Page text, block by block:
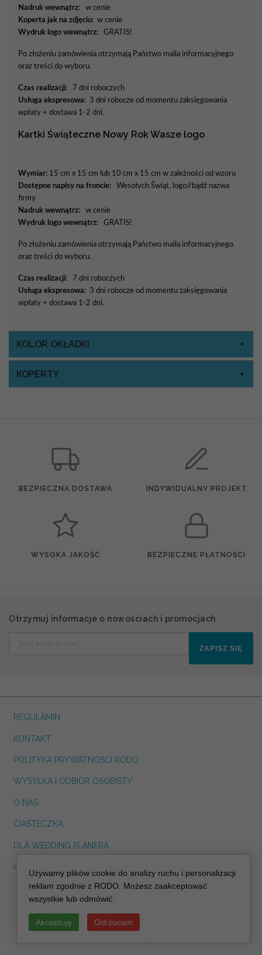
Nadruk wewnątrz: w cenie
Koperta jak na zdjęciu: w cenie
Wydruk logo wewnątrz: GRATIS!
Po złożeniu zamówienia otrzymają Państwo maila informacyjnego
oraz treści do wyboru.
Czas realizacji: 7 dni roboczych
Usługa ekspresowa: 3 dni robocze od momentu zaksięgowania
wpłaty + dostawa 1-2 dni.
Kartki Świąteczne Nowy Rok Wasze logo
Wymiar: 15 cm x 15 cm lub 10 cm x 15 cm w zależności od wzoru
Dostępne napisy na froncie: Wesołych Świąt, logo//bądź nazwa
firmy
Nadruk wewnątrz: w cenie
Wydruk logo wewnątrz: GRATIS!
Po złożeniu zamówienia otrzymają Państwo maila informacyjnego
oraz treści do wyboru.
Czas realizacji: 7 dni roboczych
Usługa ekspresowa: 3 dni robocze od momentu zaksięgowania
wpłaty + dostawa 1-2 dni.
KOLOR OKŁADKI
KOPERTY
BEZPIECZNA DOSTAWA INDYWIDUALNY PROJEKT
WYSOKA JAKOŚĆ BEZPIECZNE PŁATNOŚCI
Otrzymuj informacje o nowościach i promocjach
ZAPISZ SIĘ
REGULAMIN
KONTAKT
POLITYKA PRYWATNOSCI RODO
WYSYŁKA I ODBIÓR OSOBISTY
O NAS
CIASTECZKA
DLA WEDDING PLANERA
dreskot.com
info@decoris.pl
Używamy plików cookie do analizy ruchu i personalizacji
reklam zgodnie z RODO. Możesz zaakceptować
wszystkie lub odmówić.
Akceptuję Odrzucam